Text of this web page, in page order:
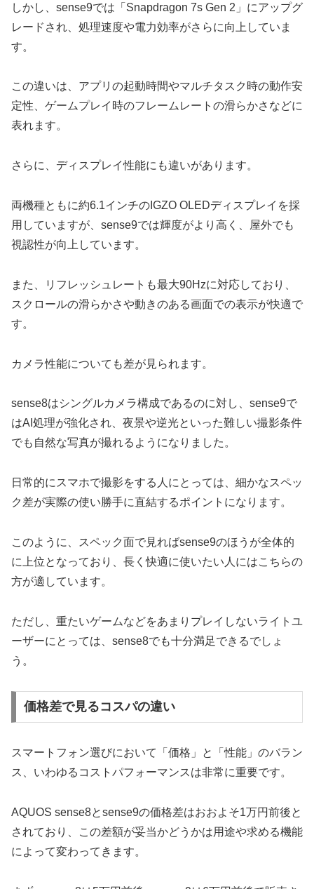
しかし、sense9では「Snapdragon 7s Gen 2」にアップグ
レードされ、処理速度や電力効率がさらに向上していま
す。
この違いは、アプリの起動時間やマルチタスク時の動作安
定性、ゲームプレイ時のフレームレートの滑らかさなどに
表れます。
さらに、ディスプレイ性能にも違いがあります。
両機種ともに約6.1インチのIGZO OLEDディスプレイを採
用していますが、sense9では輝度がより高く、屋外でも
視認性が向上しています。
また、リフレッシュレートも最大90Hzに対応しており、
スクロールの滑らかさや動きのある画面での表示が快適で
す。
カメラ性能についても差が見られます。
sense8はシングルカメラ構成であるのに対し、sense9で
はAI処理が強化され、夜景や逆光といった難しい撮影条件
でも自然な写真が撮れるようになりました。
日常的にスマホで撮影をする人にとっては、細かなスペッ
ク差が実際の使い勝手に直結するポイントになります。
このように、スペック面で見ればsense9のほうが全体的
に上位となっており、長く快適に使いたい人にはこちらの
方が適しています。
ただし、重たいゲームなどをあまりプレイしないライトユ
ーザーにとっては、sense8でも十分満足できるでしょ
う。
価格差で見るコスパの違い
スマートフォン選びにおいて「価格」と「性能」のバラン
ス、いわゆるコストパフォーマンスは非常に重要です。
AQUOS sense8とsense9の価格差はおおよそ1万円前後と
されており、この差額が妥当かどうかは用途や求める機能
によって変わってきます。